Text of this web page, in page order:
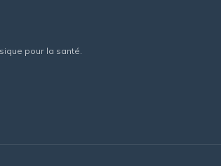
pour la santé.